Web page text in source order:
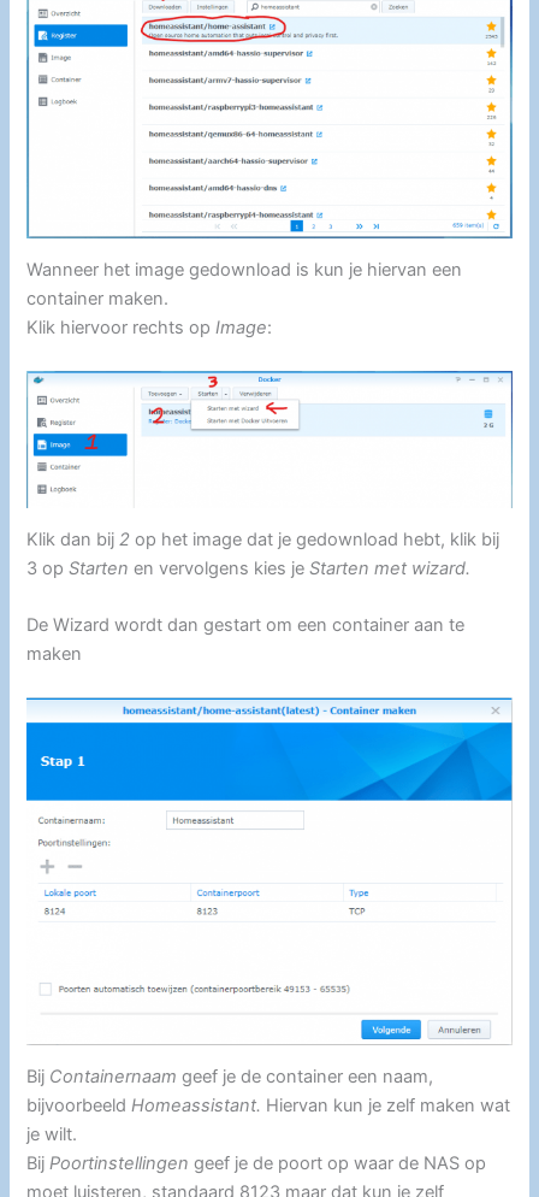
Wanneer het image gedownload is kun je hiervan een
container maken.
Klik hiervoor rechts opImage:
Klik dan bij2 op het image dat je gedownload hebt, klik bij
3 opStarten en vervolgens kies jeStarten met wizard.
De Wizard wordt dan gestart om een container aan te
maken
Bij Containernaam geef je de container een naam,
bijvoorbeeldHomeassistant. Hiervan kun je zelf maken wat
je wilt.
BijPoortinstellingen geef je de poort op waar de NAS op
moet luisteren, standaard 8123 maar dat kun je zelf